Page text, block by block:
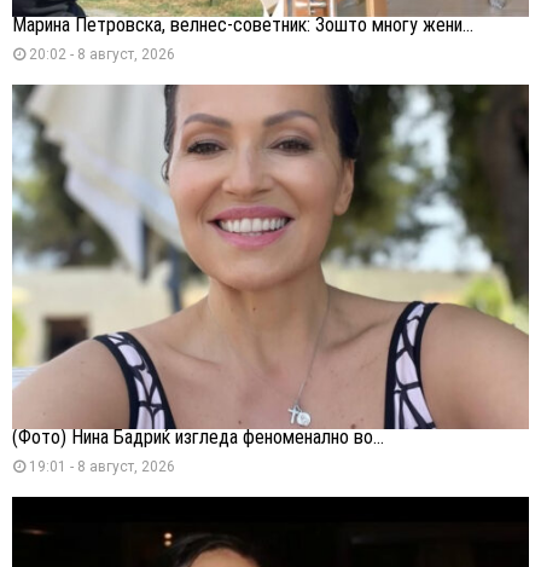
Марина Петровска, велнес-советник: Зошто многу жени...
20:02 - 8 август, 2026
(Фото) Нина Бадриќ изгледа феноменално во...
19:01 - 8 август, 2026